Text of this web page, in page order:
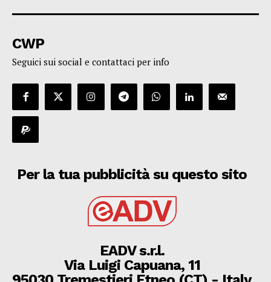
CWP
Seguici sui social e contattaci per info
Per la tua pubblicità su questo sito
EADV s.r.l.
Via Luigi Capuana, 11